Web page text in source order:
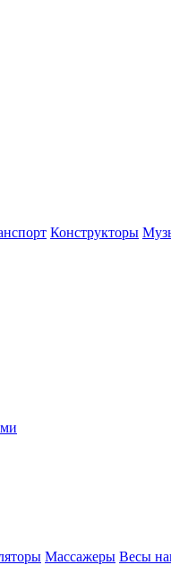
Конструкторы
Массажеры Весы